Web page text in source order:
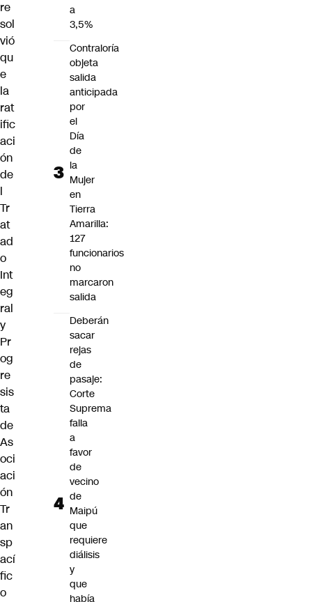
re
sol
vió
qu
e
la
rat
ific
aci
ón
de
l
Tr
at
ad
o
Int
eg
ral
y
Pr
og
re
sis
ta
de
As
oci
aci
ón
Tr
an
sp
ací
fic
o
a
3,5%
Contraloría
objeta
salida
anticipada
por
el
Día
de
la
Mujer
en
Tierra
Amarilla:
127
funcionarios
no
marcaron
salida
Deberán
sacar
rejas
de
pasaje:
Corte
Suprema
falla
a
favor
de
vecino
de
Maipú
que
requiere
diálisis
y
que
había